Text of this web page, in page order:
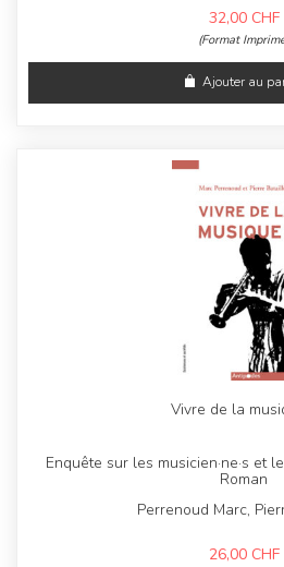
32,00 CHF
(Format
Ajouter au
Vivre de la
Enquête sur les musicien·ne·s et
Roman
Perrenoud Marc,
26,00 CHF